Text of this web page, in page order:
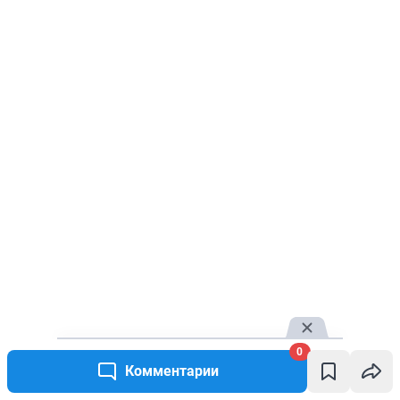
Комментарии
0